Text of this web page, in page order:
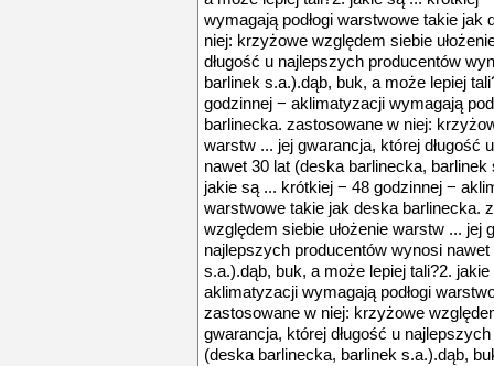
wymagają podłogi warstwowe takie
niej: krzyżowe względem siebie
długość u najlepszych producentów
barlinek s.a.).dąb, buk, a może lepiej
godzinnej − aklimatyzacji wymagają
barlinecka. zastosowane w niej:
warstw ... jej gwarancja, której długość
nawet 30 lat (deska barlinecka,
jakie są ... krótkiej − 48 godzinnej −
warstwowe takie jak deska barlinecka.
względem siebie ułożenie warstw ... jej
najlepszych producentów wynosi
s.a.).dąb, buk, a może lepiej tali?2.
aklimatyzacji wymagają podłogi
zastosowane w niej: krzyżowe
gwarancja, której długość u
(deska barlinecka, barlinek s.a.).dąb,